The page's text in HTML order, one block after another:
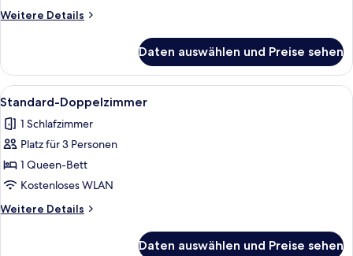
Weitere Details
Weitere
Suite
Daten auswählen und Preise sehen
Alle
Fotos
für
Standard-
Doppelzimmer
anzeigen
Ein Hotelzimmer mit einem Bett,
16
Standard-Doppelzimmer
1 Schlafzimmer
Platz für 3 Personen
1 Queen-Bett
Kostenloses WLAN
Weitere Details
Weitere
Daten auswählen und Preise sehen